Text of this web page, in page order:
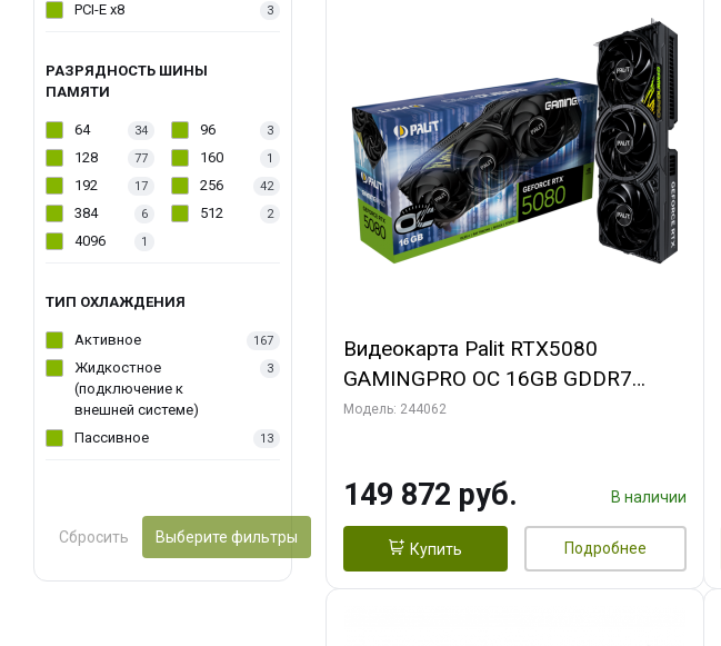
PCI-E x8 3
РАЗРЯДНОСТЬ ШИНЫ
ПАМЯТИ
64 34 96 3
128 77 160 1
192 17 256 42
384 6 512 2
4096 1
ТИП ОХЛАЖДЕНИЯ
Активное 167
Жидкостное
(подключение к
внешней системе)
3
Пассивное 13
Сбросить Выберите фильтры
Видеокарта Palit RTX5080
GAMINGPRO OC 16GB GDDR7
256bit 3xDP HDMI 3FAN RTL
Модель: 244062
149 872 руб. В наличии
Купить Подробнее